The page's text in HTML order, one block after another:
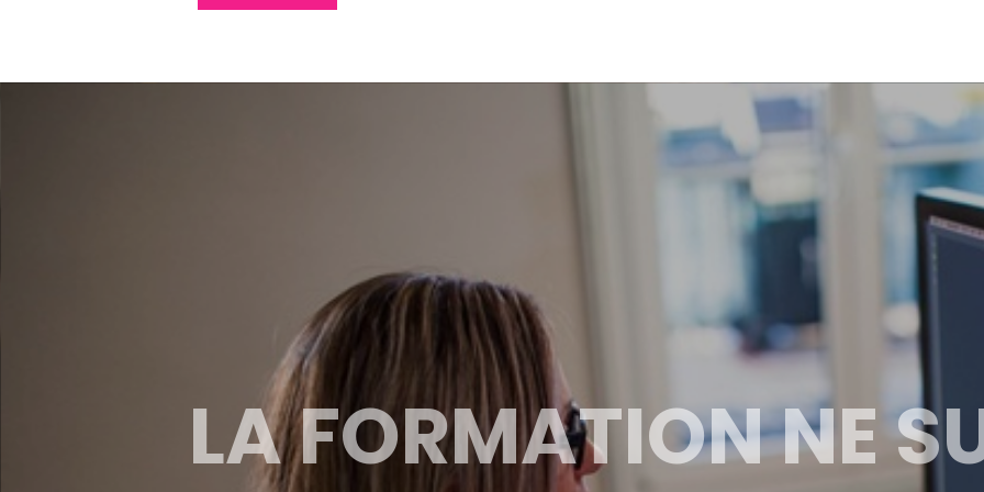
LA FORMATION NE